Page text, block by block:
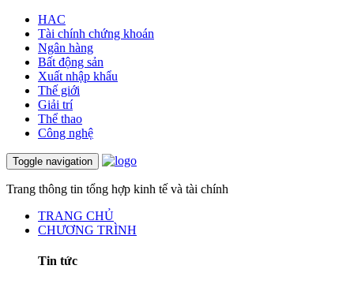
HAC
Tài chính chứng khoán
Ngân hàng
Bất động sản
Xuất nhập khẩu
Thế giới
Giải trí
Thể thao
Công nghệ
Toggle navigation
Trang thông tin tổng hợp kinh tế và tài chính
TRANG CHỦ
CHƯƠNG TRÌNH
Tin tức